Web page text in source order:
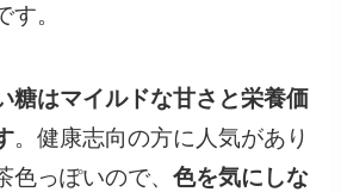
す。
糖はマイルドな甘さと栄養価
。健康志向の方に人気があり
色っぽいので、色を気にしな